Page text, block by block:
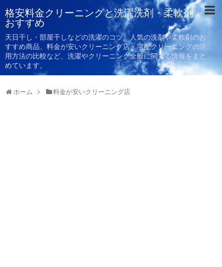
格安料金クリーニングと洗濯洗剤・柔軟剤
おすすめ
天日干し・部屋干しなどの洗濯のコツ、人気の洗剤や柔軟剤のお
すすめ商品、料金が安いクリーニング店・宅配クリーニングの活
用方法の比較など、洗濯やクリーニング全般に関する情報をまと
めています。
ホーム 料金が安いクリーニング店